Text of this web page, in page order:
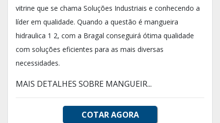
vitrine que se chama Soluções Industriais e conhecendo a
líder em qualidade. Quando a questão é mangueira
hidraulica 1 2, com a Bragal conseguirá ótima qualidade
com soluções eficientes para as mais diversas
necessidades.
MAIS DETALHES SOBRE MANGUEIR...
COTAR AGORA